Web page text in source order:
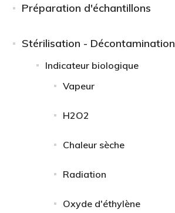
Préparation d'échantillons
Stérilisation - Décontamination
Indicateur biologique
Vapeur
H2O2
Chaleur sèche
Radiation
Oxyde d'éthylène